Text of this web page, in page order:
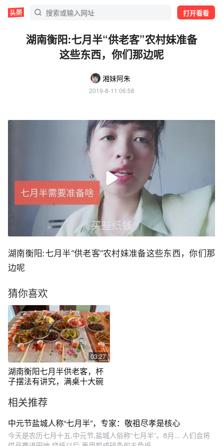
打开看看
湖南衡阳:七月半“供老客”农村妹准备
这些东西，你们那边呢
湘妹阿朱
2019-8-11 06:58
湖南衡阳:七月半“供老客”农村妹准备这些东西，你们那
边呢
猜你喜欢
03:27
湖南衡阳七月半供老客，杯
子摆法有讲究，满桌十大碗
相关推荐
中元节盐城人称“七月半”，专家：敬祖尽孝是核心
今天是农历七月十五,中元节,盐城人俗称“七月半”。8月... 人们会将